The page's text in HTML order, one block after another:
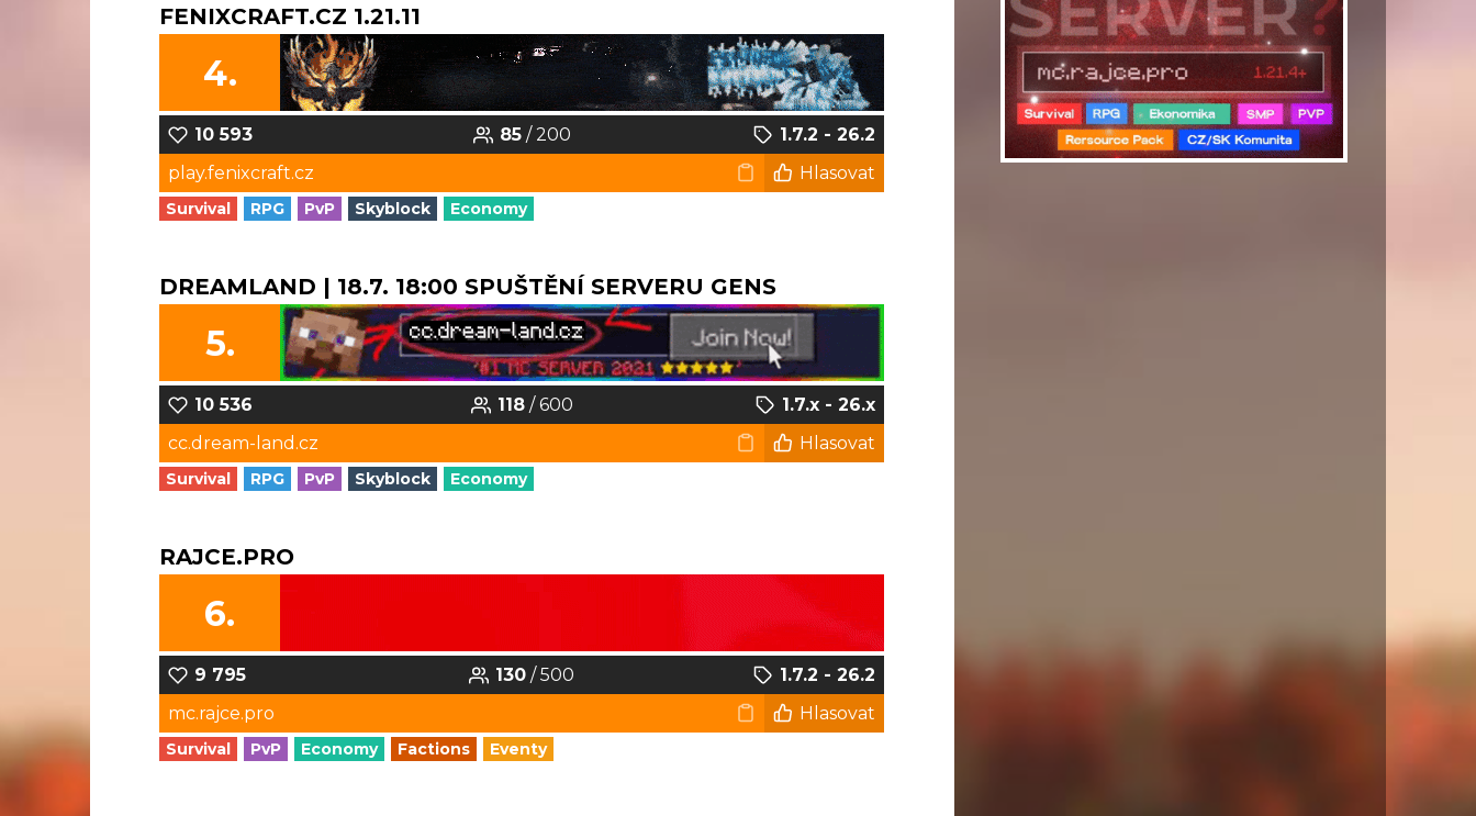
FENIXCRAFT.CZ 1.21.11
4.
10 593 85/ 200
1.7.2 - 26.2
play.fenixcraft.cz
Hlasovat
Survival RPG PvP Skyblock Economy
DREAMLAND | 18.7. 18:00 SPUŠTĚNÍ SERVERU GENS
5.
10 536 118/ 600
1.7.x - 26.x
cc.dream-land.cz
Hlasovat
Survival RPG PvP Skyblock Economy
RAJCE.PRO
6.
9 795 130 / 500
1.7.2 - 26.2
mc.rajce.pro
Hlasovat
Survival PvP Economy Factions Eventy